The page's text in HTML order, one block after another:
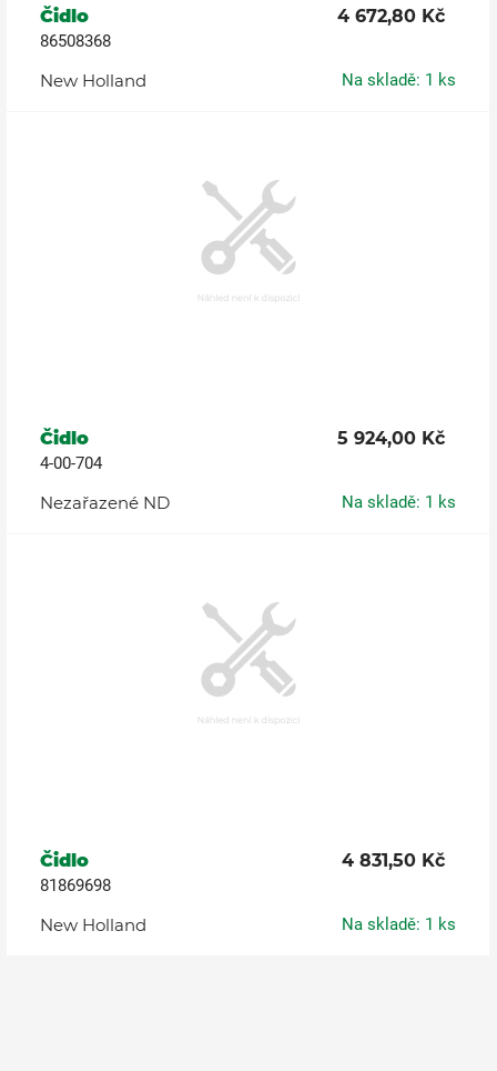
Čidlo 4 672,80 Kč
86508368
New Holland Na skladě: 1 ks
Čidlo 5 924,00 Kč
4-00-704
Nezařazené ND Na skladě: 1 ks
Čidlo 4 831,50 Kč
81869698
New Holland Na skladě: 1 ks